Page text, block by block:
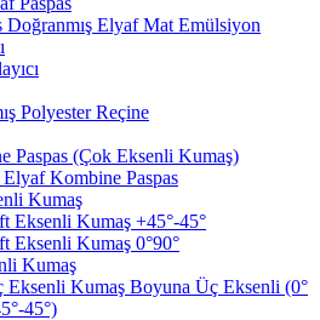
Doğranmış Elyaf Mat Emülsiyon
Polyester Reçine
Paspas (Çok Eksenli Kumaş)
Kombine Paspas
Kumaş
Eksenli Kumaş +45°-45°
Eksenli Kumaş 0°90°
Kumaş
Eksenli Kumaş Boyuna Üç Eksenli (0°
45°)